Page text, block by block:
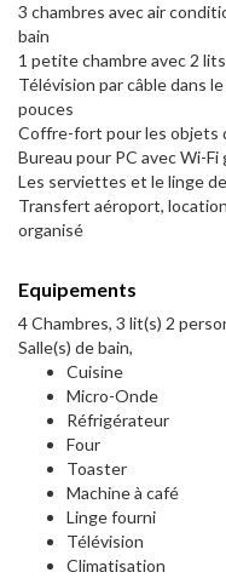
3 chambres avec air
bain
1 petite chambre avec 2
Télévision par câble dans
pouces
Coffre-fort pour les objets
Bureau pour PC avec Wi-
Les serviettes et le linge
Transfert aéroport,
organisé
Equipements
4 Chambres, 3 lit(s) 2
Salle(s) de bain,
Cuisine
Micro-Onde
Réfrigérateur
Four
Toaster
Machine à café
Linge fourni
Télévision
Climatisation